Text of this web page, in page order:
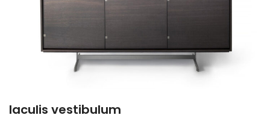
Iaculis vestibulum